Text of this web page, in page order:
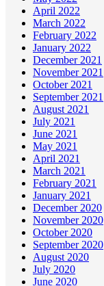
April 2022
March 2022
February 2022
January 2022
December 2021
November 2021
October 2021
September 2021
August 2021
July 2021
June 2021
May 2021
April 2021
March 2021
February 2021
January 2021
December 2020
November 2020
October 2020
September 2020
August 2020
July 2020
June 2020